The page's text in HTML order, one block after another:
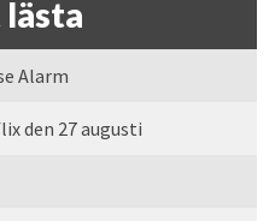
lästa
Alarm
den 27 augusti